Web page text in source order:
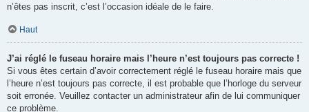
n’êtes pas inscrit, c’est l’occasion idéale de le faire.
Haut
J’ai réglé le fuseau horaire mais l’heure n’est toujours pas correcte !
Si vous êtes certain d’avoir correctement réglé le fuseau horaire mais que
l’heure n’est toujours pas correcte, il est probable que l’horloge du serveur
soit erronée. Veuillez contacter un administrateur afin de lui communiquer
ce problème.